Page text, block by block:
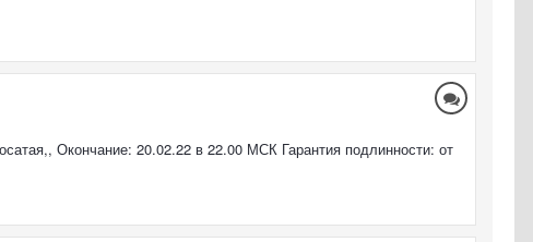
Окончание: 20.02.22 в 22.00 МСК Гарантия подлинности: от